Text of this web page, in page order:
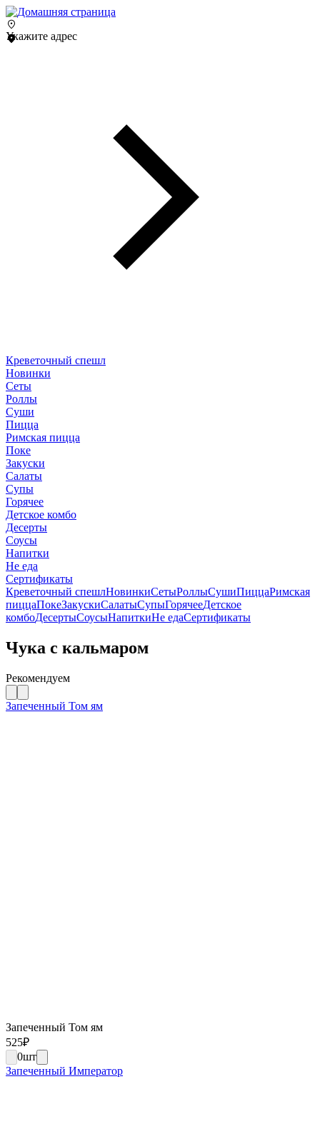
Укажите адрес
Креветочный спешл
Новинки
Сеты
Роллы
Суши
Пицца
Римская пицца
Поке
Закуски
Салаты
Супы
Горячее
Детское комбо
Десерты
Соусы
Напитки
Не еда
Сертификаты
Креветочный спешлНовинкиСетыРоллыСушиПиццаРимская
пиццаПокеЗакускиСалатыСупыГорячееДетское
комбоДесертыСоусыНапиткиНе едаСертификаты
Чука с кальмаром
Рекомендуем
Запеченный Том ям
Запеченный Том ям
525₽
0шт
Запеченный Император